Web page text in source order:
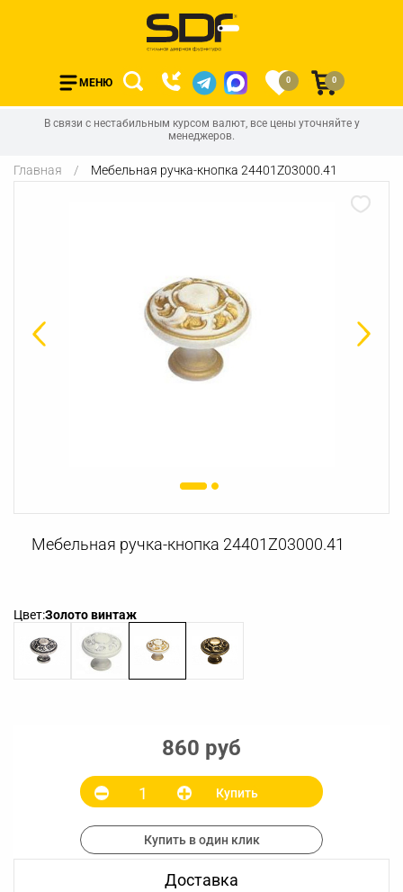
МЕНЮ 0 0
В связи с нестабильным курсом валют, все цены уточняйте у
менеджеров.
Главная Мебельная ручка-кнопка 24401Z03000.41
Мебельная ручка-кнопка 24401Z03000.41
Цвет:Золото винтаж
860 руб
Купить
Купить в один клик
Доставка